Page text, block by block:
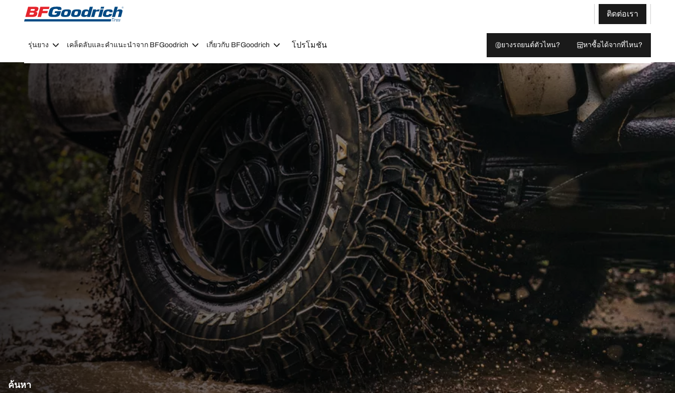
Go to page content
Go to page navigation
ติดต่อเรา
รุ่นยาง เคล็ดลับและคำแนะนำจาก BFGoodrich เกี่ยวกับ BFGoodrich โปรโมชัน ยางรถยนต์ตัวไหน? หาซื้อได้จากที่ไหน?
ค้นหา